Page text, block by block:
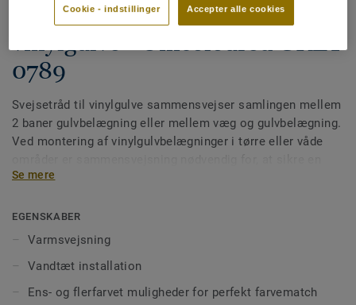
Multicolor svejsetråd til
vinylgulve - Unicoloured GREY
0789
Svejsetråd til vinylgulve sammensvejser samlingen mellem
2 baner gulvbelægning eller mellem væg og gulvbelægning.
Ved montering af vinylgulvbelægninger i tørre eller våde
vandtæt montering men også for at få en korrekt
lettere at rengøre, da det forhindrer, at snavs sætter sig
fast i hullerne. Vores svejsetråd fås i ens- eller flerfarvet,
så de passer perfekt til dine gulve eller til at skabe
designkontraster.
Se mere
EGENSKABER
Varmsvejsning
Vandtæt installation
Ens- og flerfarvet muligheder for perfekt farvematch
Accepter alle cookies
Cookie - indstillinger